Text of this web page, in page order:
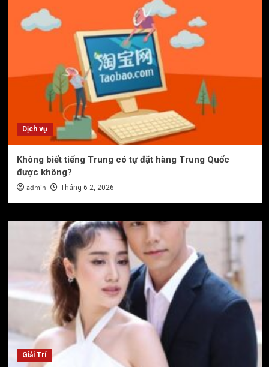
Dịch vụ
Không biết tiếng Trung có tự đặt hàng Trung Quốc
được không?
admin Tháng 6 2, 2026
Giải Trí